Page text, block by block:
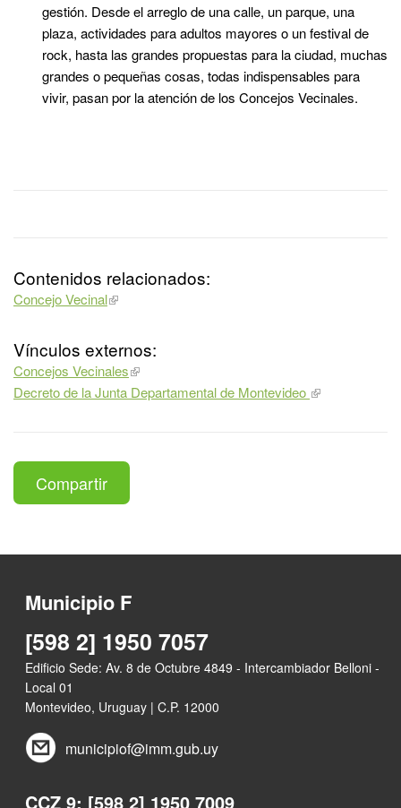
gestión. Desde el arreglo de una calle, un parque, una
plaza, actividades para adultos mayores o un festival de
rock, hasta las grandes propuestas para la ciudad, muchas
grandes o pequeñas cosas, todas indispensables para
vivir, pasan por la atención de los Concejos Vecinales.
Contenidos relacionados:
Concejo Vecinal
Vínculos externos:
Concejos Vecinales
Decreto de la Junta Departamental de Montevideo
Compartir
Municipio F
[598 2] 1950 7057
Edificio Sede: Av. 8 de Octubre 4849 - Intercambiador Belloni -
Local 01
Montevideo, Uruguay | C.P. 12000
municipiof@imm.gub.uy
CCZ 9: [598 2] 1950 7009